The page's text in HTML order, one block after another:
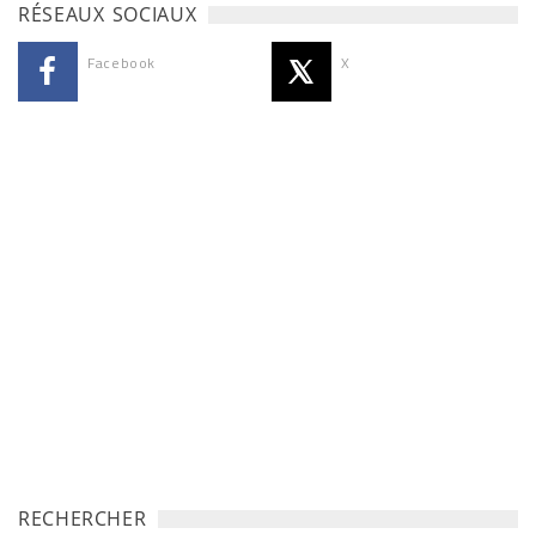
RÉSEAUX SOCIAUX
Facebook X
RECHERCHER